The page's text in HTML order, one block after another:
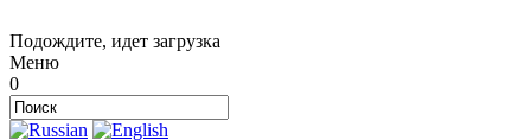
Подождите, идет загрузка
Меню
0